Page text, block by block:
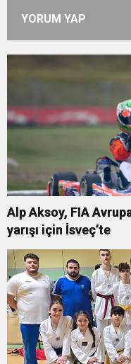
YORUM YAP
Alp Aksoy, FIA
yarışı için İsveç’te